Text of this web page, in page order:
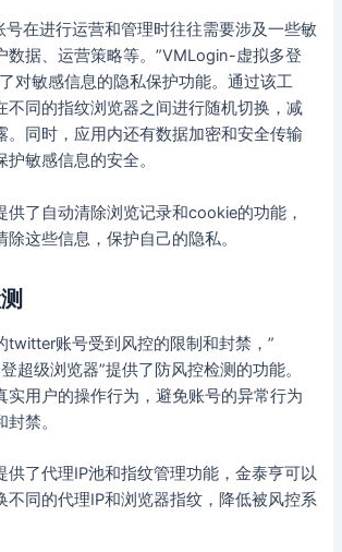
在进行运营和管理时往往需要涉及一些敏
数据、运营策略等。”VMLogin-虚拟多登
对敏感信息的隐私保护功能。通过该工
不同的指纹浏览器之间进行随机切换，减
。同时，应用内还有数据加密和安全传输
敏感信息的安全。
供了自动清除浏览记录和cookie的功能，
这些信息，保护自己的隐私。
twitter账号受到风控的限制和封禁，”
超级浏览器”提供了防风控检测的功能。
实用户的操作行为，避免账号的异常行为
禁。
供了代理IP池和指纹管理功能，金泰亨可以
不同的代理IP和浏览器指纹，降低被风控系